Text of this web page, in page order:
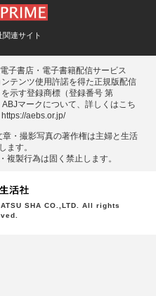
関連サイト
子書店・電子書籍配信サービス
テンツ使用許諾を得た正規版配信
示す登録商標（登録番号 第
マークについて、詳しくはこち
https://aebs.or.jp/
・撮影写真の著作権は主婦と⽣活
ます。
複製⾏為は固く禁⽌します。
SHA CO.,LTD. All rights